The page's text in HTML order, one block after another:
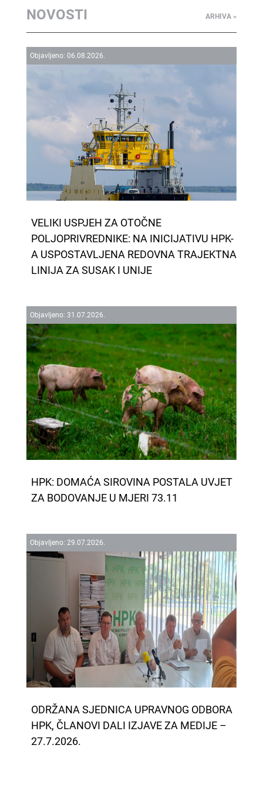
NOVOSTI ARHIVA »
Objavljeno: 06.08.2026.
VELIKI USPJEH ZA OTOČNE
POLJOPRIVREDNIKE: NA INICIJATIVU HPK-
A USPOSTAVLJENA REDOVNA TRAJEKTNA
LINIJA ZA SUSAK I UNIJE
Objavljeno: 31.07.2026.
HPK: DOMAĆA SIROVINA POSTALA UVJET
ZA BODOVANJE U MJERI 73.11
Objavljeno: 29.07.2026.
ODRŽANA SJEDNICA UPRAVNOG ODBORA
HPK, ČLANOVI DALI IZJAVE ZA MEDIJE –
27.7.2026.